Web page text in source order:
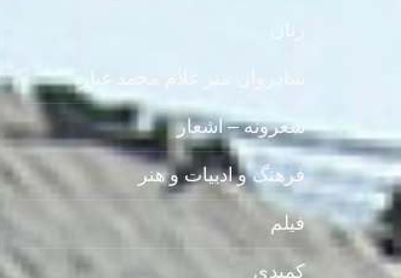
زنان
شادروان میر غلام محمد غبار
شعرونه – اشعار
فرهنگ و ادبیات و هنر
فیلم
کمیدی